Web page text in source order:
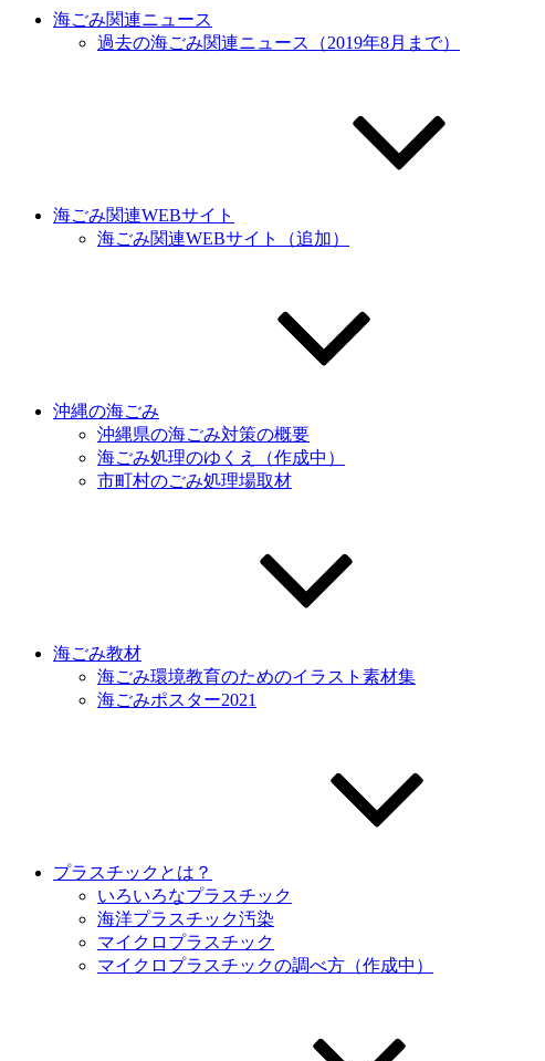
海ごみ関連ニュース
過去の海ごみ関連ニュース（2019年8月まで）
海ごみ関連WEBサイト
海ごみ関連WEBサイト（追加）
沖縄の海ごみ
沖縄県の海ごみ対策の概要
海ごみ処理のゆくえ（作成中）
市町村のごみ処理場取材
海ごみ教材
海ごみ環境教育のためのイラスト素材集
海ごみポスター2021
プラスチックとは？
いろいろなプラスチック
海洋プラスチック汚染
マイクロプラスチック
マイクロプラスチックの調べ方（作成中）